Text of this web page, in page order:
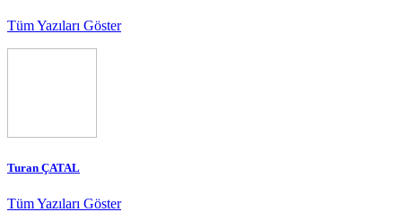
Tüm Yazıları Göster
Turan ÇATAL
Tüm Yazıları Göster